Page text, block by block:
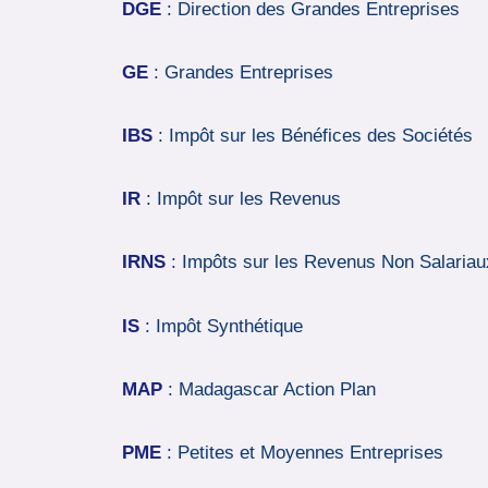
DGE : Direction des Grandes Entreprises
GE : Grandes Entreprises
IBS : Impôt sur les Bénéfices des Sociétés
IR : Impôt sur les Revenus
IRNS : Impôts sur les Revenus Non
IS : Impôt Synthétique
MAP : Madagascar Action Plan
PME : Petites et Moyennes Entreprises